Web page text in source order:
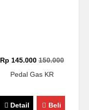
Rp 145.000150.000
Pedal Gas KR
Detail Beli